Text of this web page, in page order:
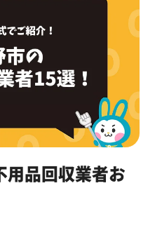
用品回収業者お